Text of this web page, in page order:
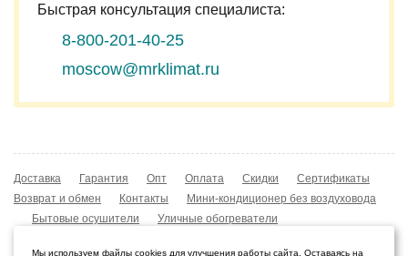
Быстрая консультация специалиста:
8-800-201-40-25
moscow@mrklimat.ru
Доставка Гарантия Опт Оплата Скидки
Сертификаты
Возврат и обмен
Контакты
Мини-кондиционер без воздуховода
Бытовые осушители
Уличные обогреватели
Мы используем файлы cookies для улучшения работы сайта. Оставаясь на